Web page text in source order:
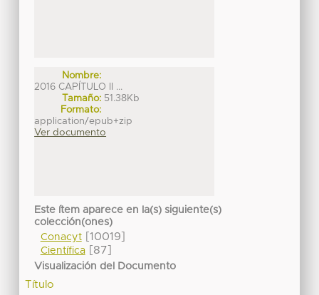
Nombre:
2016 CAPÍTULO II ...
Tamaño: 51.38Kb
Formato:
application/epub+zip
Ver documento
Este ítem aparece en la(s) siguiente(s)
colección(ones)
Conacyt[10019]
Científica[87]
Visualización del Documento
Título